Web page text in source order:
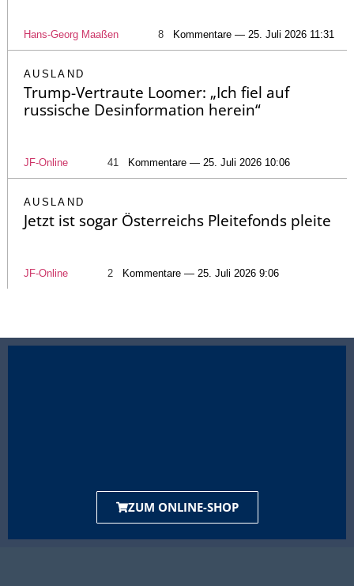
Hans-Georg Maaßen 8 Kommentare — 25. Juli 2026 11:31
AUSLAND
Trump-Vertraute Loomer: „Ich fiel auf
russische Desinformation herein“
JF-Online 41 Kommentare — 25. Juli 2026 10:06
AUSLAND
Jetzt ist sogar Österreichs Pleitefonds pleite
JF-Online 2 Kommentare — 25. Juli 2026 9:06
ZUM ONLINE-SHOP